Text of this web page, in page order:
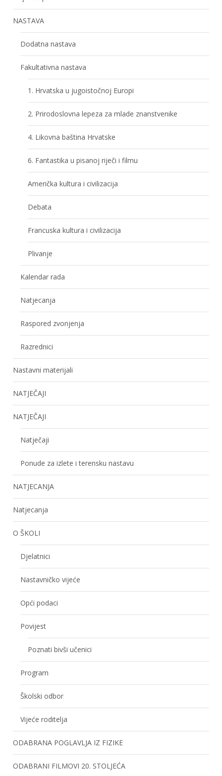
NASTAVA
Dodatna nastava
Fakultativna nastava
1. Hrvatska u jugoistočnoj Europi
2. Prirodoslovna lepeza za mlade znanstvenike
4. Likovna baština Hrvatske
6. Fantastika u pisanoj riječi i filmu
Američka kultura i civilizacija
Debata
Francuska kultura i civilizacija
Plivanje
Kalendar rada
Natjecanja
Raspored zvonjenja
Razrednici
Nastavni materijali
NATJEČAJI
NATJEČAJI
Natječaji
Ponude za izlete i terensku nastavu
NATJECANJA
Natjecanja
O ŠKOLI
Djelatnici
Nastavničko vijeće
Opći podaci
Povijest
Poznati bivši učenici
Program
Školski odbor
Vijeće roditelja
ODABRANA POGLAVLJA IZ FIZIKE
ODABRANI FILMOVI 20. STOLJEĆA